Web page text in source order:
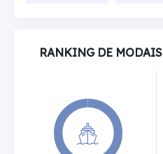
RANKING DE MODAIS